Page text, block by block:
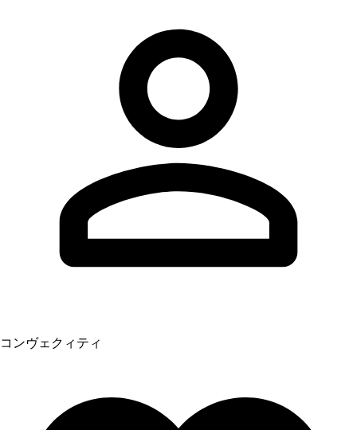
コンヴェクィティ